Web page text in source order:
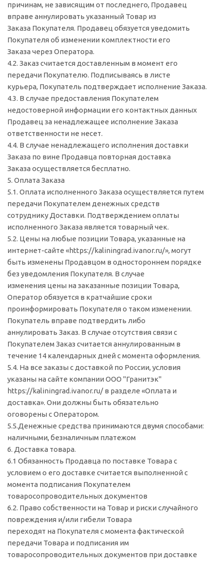
причинам, не зависящим от последнего, Продавец
вправе аннулировать указанный Товар из
Заказа Покупателя. Продавец обязуется уведомить
Покупателя об изменении комплектности его
Заказа через Оператора.
4.2. Заказ считается доставленным в момент его
передачи Покупателю. Подписываясь в листе
курьера, Покупатель подтверждает исполнение Заказа.
4.3. В случае предоставления Покупателем
недостоверной информации его контактных данных
Продавец за ненадлежащее исполнение Заказа
ответственности не несет.
4.4. В случае ненадлежащего исполнения доставки
Заказа по вине Продавца повторная доставка
Заказа осуществляется бесплатно.
5. Оплата Заказа
5.1. Оплата исполненного Заказа осуществляется путем
передачи Покупателем денежных средств
сотруднику Доставки. Подтверждением оплаты
исполненного Заказа является товарный чек.
5.2. Цены на любые позиции Товара, указанные на
интернет-сайте «https://kaliningrad.ivanor.ru/», могут
быть изменены Продавцом в одностороннем порядке
без уведомления Покупателя. В случае
изменения цены на заказанные позиции Товара,
Оператор обязуется в кратчайшие сроки
проинформировать Покупателя о таком изменении.
Покупатель вправе подтвердить либо
аннулировать Заказ. В случае отсутствия связи с
Покупателем Заказ считается аннулированным в
течение 14 календарных дней с момента оформления.
5.4. На все заказы с доставкой по России, условия
указаны на сайте компании ООО "Гранитэк"
https://kaliningrad.ivanor.ru/ в разделе «Оплата и
доставка». Они должны быть обязательно
оговорены с Оператором.
5.5.Денежные средства принимаются двумя способами:
наличными, безналичным платежом
6. Доставка товара.
6.1 Обязанность Продавца по поставке Товара с
условием о его доставке считается выполненной с
момента подписания Покупателем
товаросопроводительных документов
6.2. Право собственности на Товар и риски случайного
повреждения и/или гибели Товара
переходят на Покупателя с момента фактической
передачи Товара и подписания им
товаросопроводительных документов при доставке